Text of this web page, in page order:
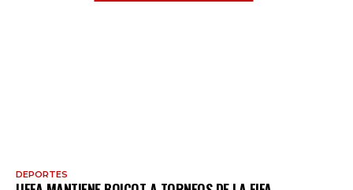
DEPORTES